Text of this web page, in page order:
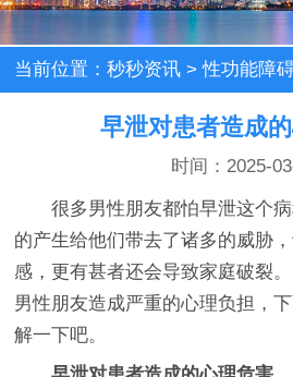
当前位置：秒秒资讯 >性功能障
早泄对患者造成
时间：2025-
很多男性朋友都怕早泄这个
的产生给他们带去了诸多的威胁
感，更有甚者还会导致家庭破裂
男性朋友造成严重的心理负担，
解一下吧。